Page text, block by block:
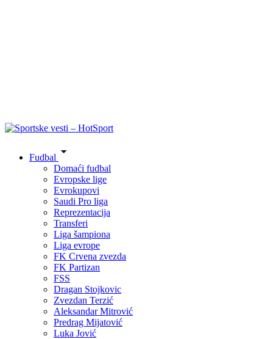
Fudbal
Domaći fudbal
Evropske lige
Evrokupovi
Saudi Pro liga
Reprezentacija
Transferi
Liga šampiona
Liga evrope
FK Crvena zvezda
FK Partizan
FSS
Dragan Stojkovic
Zvezdan Terzić
Aleksandar Mitrović
Predrag Mijatović
Luka Jović